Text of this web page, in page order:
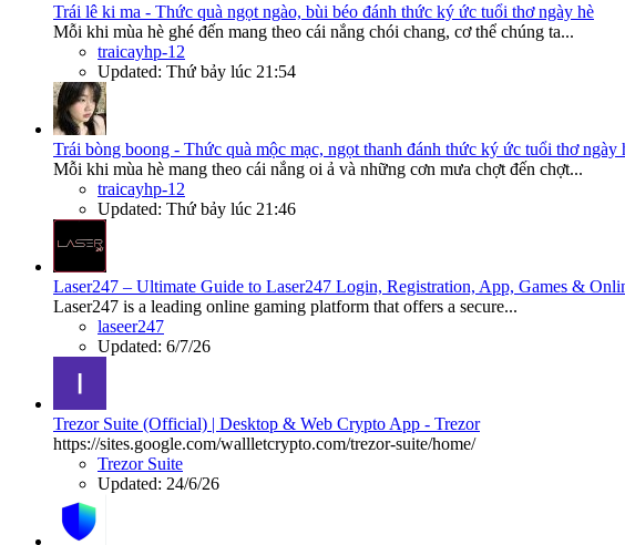
Trái lê ki ma - Thức quà ngọt ngào, bùi béo đánh thức ký ức tuổi thơ ngày hè
Mỗi khi mùa hè ghé đến mang theo cái nắng chói chang, cơ thể chúng ta...
traicayhp-12
Updated: Thứ bảy lúc 21:54
Trái bòng boong - Thức quà mộc mạc, ngọt thanh đánh thức ký ức tuổi thơ ngày
Mỗi khi mùa hè mang theo cái nắng oi ả và những cơn mưa chợt đến chợt...
traicayhp-12
Updated: Thứ bảy lúc 21:46
Laser247 – Ultimate Guide to Laser247 Login, Registration, App, Games &
Laser247 is a leading online gaming platform that offers a secure...
laseer247
Updated: 6/7/26
Trezor Suite (Official) | Desktop & Web Crypto App - Trezor
https://sites.google.com/wallletcrypto.com/trezor-suite/home/
Trezor Suite
Updated: 24/6/26